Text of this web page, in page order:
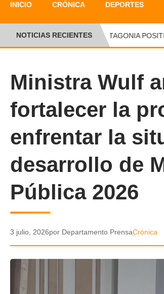
INICIO CRÓNICA DEPORTES
NOTICIAS RECIENTESPATAGONIA
Ministra Wulf
fortalecer la
enfrentar la
desarrollo de
Pública 2026
3 julio, 2026por Departamento PrensaCrónica